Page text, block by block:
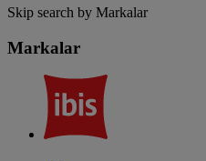
Skip search by Markalar
Markalar